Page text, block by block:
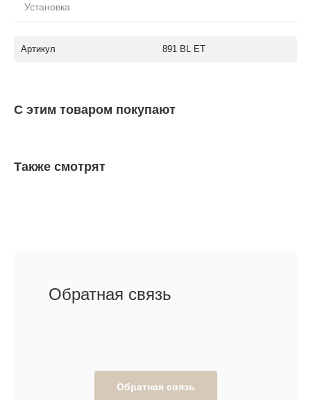
Установка
Артикул 891 BL ET
С этим товаром покупают
Также смотрят
Обратная связь
Обратная связь